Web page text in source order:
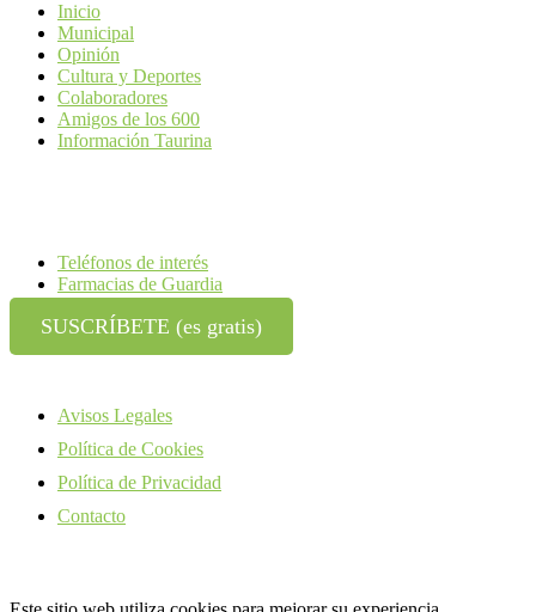
Inicio
Municipal
Opinión
Cultura y Deportes
Colaboradores
Amigos de los 600
Información Taurina
Teléfonos de interés
Farmacias de Guardia
SUSCRÍBETE (es gratis)
Avisos Legales
Política de Cookies
Política de Privacidad
Contacto